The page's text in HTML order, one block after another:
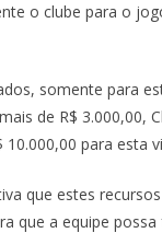
o clube para o
somente para
de R$ 3.000,00,
para esta
que estes
que a equipe possa